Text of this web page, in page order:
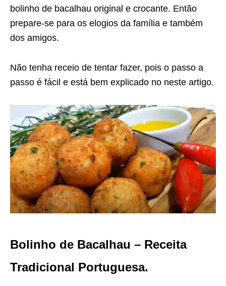
bolinho de bacalhau original e crocante. Então
prepare-se para os elogios da família e também
dos amigos.
Não tenha receio de tentar fazer, pois o passo a
passo é fácil e está bem explicado no neste artigo.
Bolinho de Bacalhau – Receita
Tradicional Portuguesa.